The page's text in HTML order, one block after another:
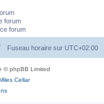
forum
forum
Fuseau horaire sur UTC+02:00
© phpBB Limited
Cellar